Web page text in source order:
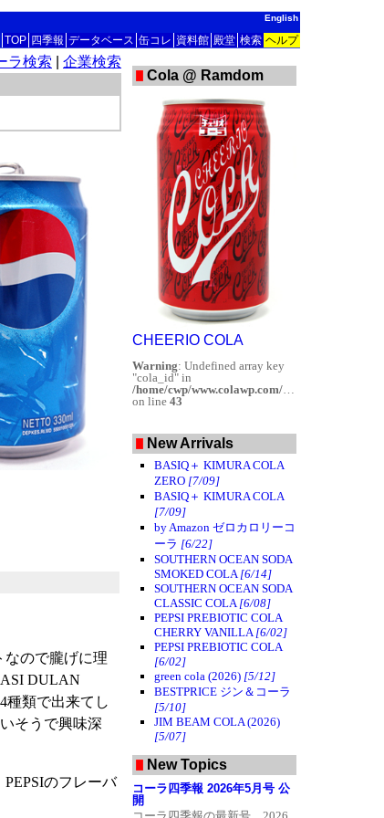
TOP 四季報 データベース 缶コレ 資料館 殿堂 検索 ヘルプ
English
ラ検索 企業検索
なので朧げに理
DULAN
種類で出来てし
そうで興味深
のフレーバ
Cola @ Ramdom
CHEERIO COLA
Warning: Undefined array key
"cola_id" in
/home/cwp/www.colawp.com/database/db_util.php
on line 43
PDOException:
SQLSTATE[42000]: Syntax error
or access violation: 1064 You
have an error in your SQL
syntax; check the manual that
corresponds to your MariaDB
server version for the right
syntax to use near 'and caption =
'切り替え中'' at line 1 in
/home/cwp/www.colawp.com/database/
Stack trace: #0
/home/cwp/www.colawp.com/database/
PDO->query() #1 [internal
function]: cb_link_tag() #2
/home/cwp/www.colawp.com/database/
preg_replace_callback() #3
/home/cwp/www.colawp.com/database/
format_comment() #4 {main}
thrown in
/home/cwp/www.colawp.com/database/db_util.php
on line46
New Arrivals
BASIQ＋ KIMURA COLA
ZERO [7/09]
BASIQ＋ KIMURA COLA
[7/09]
by Amazon ゼロカロリーコ
ーラ [6/22]
SOUTHERN OCEAN SODA
SMOKED COLA[6/14]
SOUTHERN OCEAN SODA
CLASSIC COLA[6/08]
PEPSI PREBIOTIC COLA
CHERRY VANILLA[6/02]
PEPSI PREBIOTIC COLA
[6/02]
green cola (2026) [5/12]
BESTPRICE ジン＆コーラ
[5/10]
JIM BEAM COLA (2026)
[5/07]
New Topics
コーラ四季報 2026年5月号 公
開